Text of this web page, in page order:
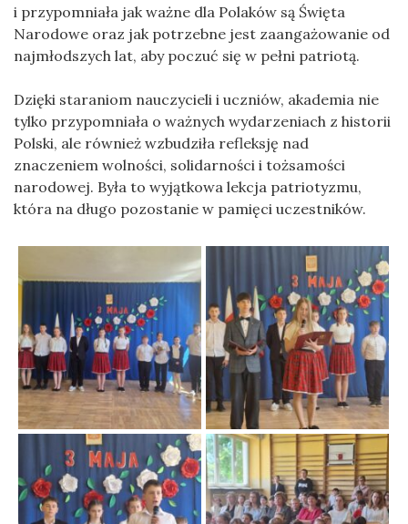
i przypomniała jak ważne dla Polaków są Święta
Narodowe oraz jak potrzebne jest zaangażowanie od
najmłodszych lat, aby poczuć się w pełni patriotą.
Dzięki staraniom nauczycieli i uczniów, akademia nie
tylko przypomniała o ważnych wydarzeniach z historii
Polski, ale również wzbudziła refleksję nad
znaczeniem wolności, solidarności i tożsamości
narodowej. Była to wyjątkowa lekcja patriotyzmu,
która na długo pozostanie w pamięci uczestników.